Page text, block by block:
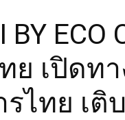
BY
เปิดทา
ไทย เ